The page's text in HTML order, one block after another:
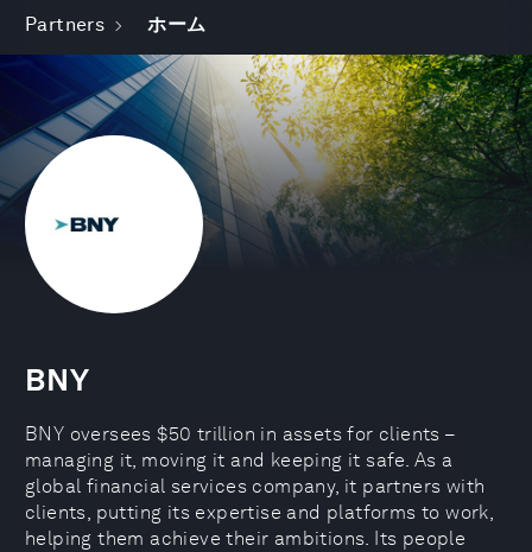
Partners ホーム
BNY
BNY oversees $50 trillion in assets for clients –
managing it, moving it and keeping it safe. As a
global financial services company, it partners with
clients, putting its expertise and platforms to work,
helping them achieve their ambitions. Its people